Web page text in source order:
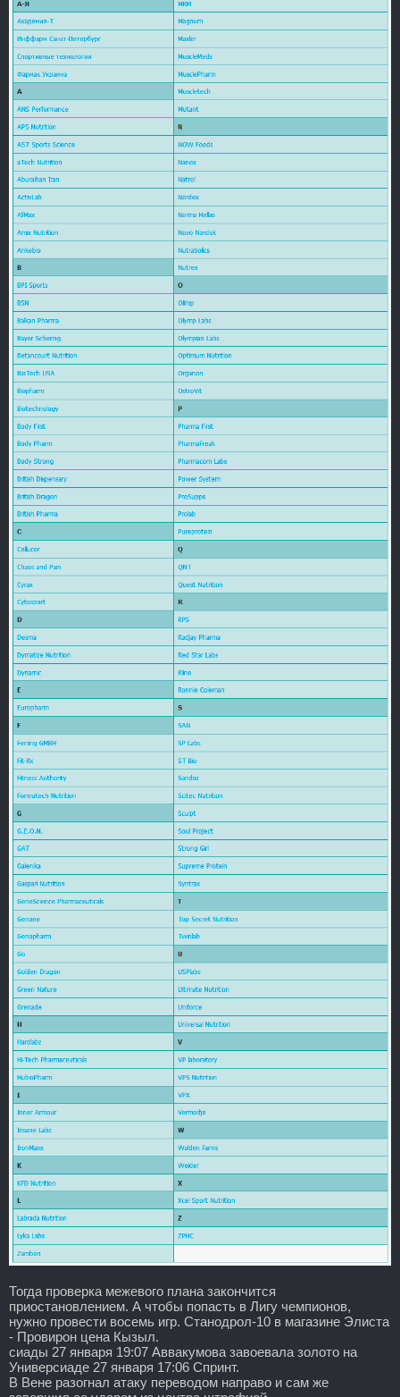
Тогда проверка межевого плана закончится
приостановлением. А чтобы попасть в Лигу чемпионов,
нужно провести восемь игр. Станодрол-10 в магазине Элиста
- Провирон цена Кызыл.
сиады 27 января 19:07 Аввакумова завоевала золото на
Универсиаде 27 января 17:06 Спринт.
В Вене разогнал атаку переводом направо и сам же